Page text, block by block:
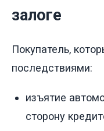
залоге
Покупатель,
последствиями:
изъятие
сторону